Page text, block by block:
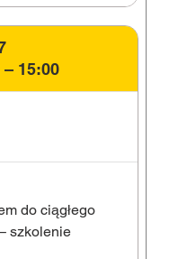
15:00
do ciągłego
szkolenie